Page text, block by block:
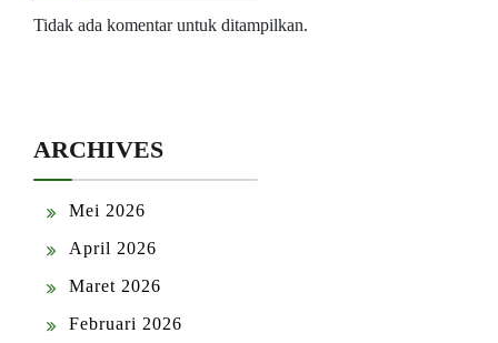
Tidak ada komentar untuk ditampilkan.
ARCHIVES
Mei 2026
April 2026
Maret 2026
Februari 2026